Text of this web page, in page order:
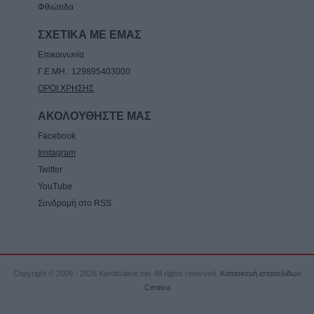
7 Αυγούστου 2026, 20:45
Φθιώτιδα
ΣΧΕΤΙΚΑ ΜΕ ΕΜΑΣ
Επικοινωνία
Γ.Ε.ΜΗ.: 129895403000
ΟΡΟΙ ΧΡΗΣΗΣ
ΑΚΟΛΟΥΘΗΣΤΕ ΜΑΣ
Facebook
Instagram
Twitter
YouTube
Συνδρομή στο RSS
Copyright © 2009 - 2026 Karditsalive.net. All rights reserved.
Κατασκευή ιστοσελίδων
Centiva